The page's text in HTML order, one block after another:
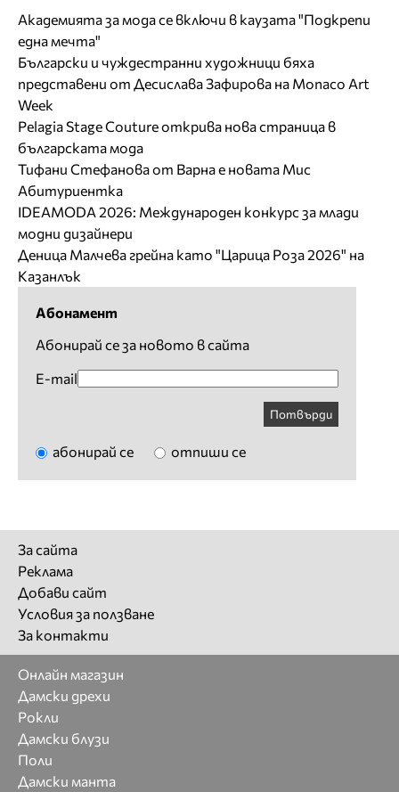
Академията за мода се включи в каузата "Подкрепи
една мечта"
Български и чуждестранни художници бяха
представени от Десислава Зафирова на Monaco Art
Week
Pelagia Stage Couture открива нова страница в
българската мода
Тифани Стефанова от Варна е новата Мис
Абитуриентка
IDEAMODA 2026: Международен конкурс за млади
модни дизайнери
Деница Малчева грейна като "Царица Роза 2026" на
Казанлък
Абонамент
Абонирай се за новото в сайта
E-mail
Потвърди
абонирай се отпиши се
За сайта
Реклама
Добави сайт
Условия за ползване
За контакти
Онлайн магазин
Дамски дрехи
Рокли
Дамски блузи
Поли
Дамски манта